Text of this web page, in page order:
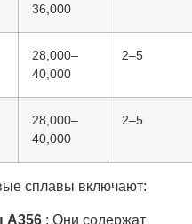
36,000
28,000–
40,000
2–5
28,000–
40,000
2–5
сплавы включают:
A356 : Они содержат